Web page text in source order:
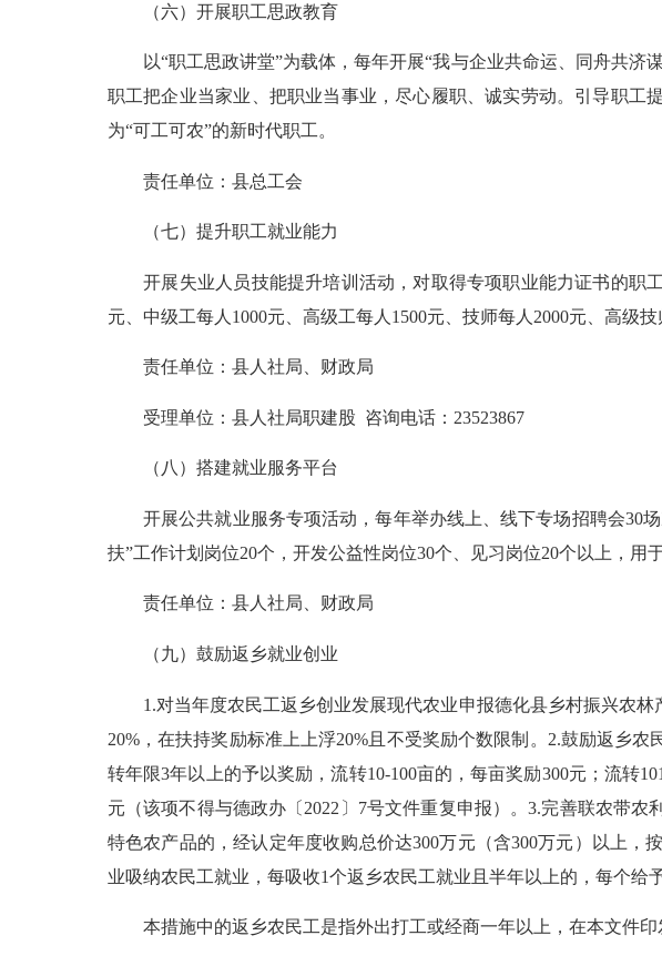
（六）开展职工思政教育
以“职工思政讲堂”为载体，每年开展“我与企业共命运、同舟共济
职工把企业当家业、把职业当事业，尽心履职、诚实劳动。引导职
为“可工可农”的新时代职工。
责任单位：县总工会
（七）提升职工就业能力
开展失业人员技能提升培训活动，对取得专项职业能力证书的职
元、中级工每人1000元、高级工每人1500元、技师每人2000元、高级
责任单位：县人社局、财政局
受理单位：县人社局职建股 咨询电话：23523867
（八）搭建就业服务平台
开展公共就业服务专项活动，每年举办线上、线下专场招聘会30场
扶”工作计划岗位20个，开发公益性岗位30个、见习岗位20个以上，用
责任单位：县人社局、财政局
（九）鼓励返乡就业创业
1.对当年度农民工返乡创业发展现代农业申报德化县乡村振兴农林
20%，在扶持奖励标准上上浮20%且不受奖励个数限制。2.鼓励返乡
转年限3年以上的予以奖励，流转10-100亩的，每亩奖励300元；流转
元（该项不得与德政办〔2022〕7号文件重复申报）。3.完善联农带
特色农产品的，经认定年度收购总价达300万元（含300万元）以上
业吸纳农民工就业，每吸收1个返乡农民工就业且半年以上的，每个给予
本措施中的返乡农民工是指外出打工或经商一年以上，在本文件印